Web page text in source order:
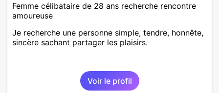
Femme célibataire de 28 ans recherche rencontre
amoureuse
Je recherche une personne simple, tendre, honnête,
sincère sachant partager les plaisirs.
Voir le profil